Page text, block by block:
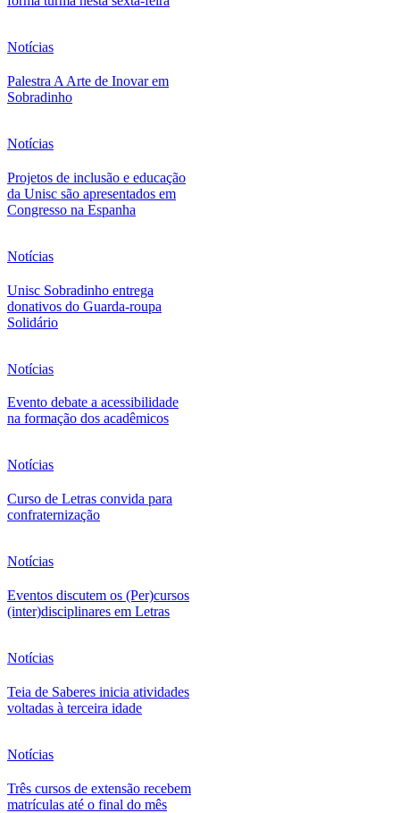
Notícias
Palestra A Arte de Inovar em
Sobradinho
Notícias
Projetos de inclusão e educação
da Unisc são apresentados em
Congresso na Espanha
Notícias
Unisc Sobradinho entrega
donativos do Guarda-roupa
Solidário
Notícias
Evento debate a acessibilidade
na formação dos acadêmicos
Notícias
Curso de Letras convida para
confraternização
Notícias
Eventos discutem os (Per)cursos
(inter)disciplinares em Letras
Notícias
Teia de Saberes inicia atividades
voltadas à terceira idade
Notícias
Três cursos de extensão recebem
matrículas até o final do mês